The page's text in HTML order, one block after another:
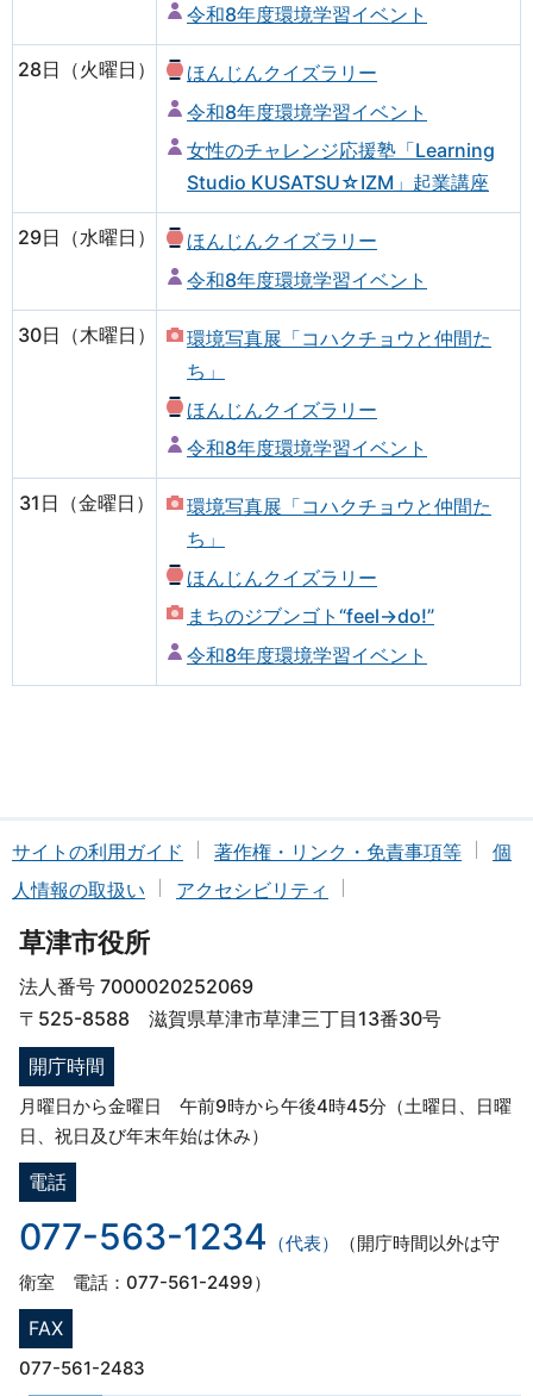
令和8年度環境学習イベント
28日（火曜日）
ほんじんクイズラリー
令和8年度環境学習イベント
女性のチャレンジ応援塾「Learning
Studio KUSATSU☆IZM」起業講座
29日（水曜日）
ほんじんクイズラリー
令和8年度環境学習イベント
30日（木曜日）
環境写真展「コハクチョウと仲間た
ち」
ほんじんクイズラリー
令和8年度環境学習イベント
31日（金曜日）
環境写真展「コハクチョウと仲間た
ち」
ほんじんクイズラリー
まちのジブンゴト“feel→do!”
令和8年度環境学習イベント
サイトの利用ガイド 著作権・リンク・免責事項等
個
人情報の取扱い
アクセシビリティ
草津市役所
法人番号 7000020252069
〒525-8588 滋賀県草津市草津三丁目13番30号
開庁時間
月曜日から金曜日 午前9時から午後4時45分（土曜日、日曜
日、祝日及び年末年始は休み）
電話
077-563-1234 （代表）
（開庁時間以外は守
衛室 電話：077-561-2499）
FAX
077-561-2483